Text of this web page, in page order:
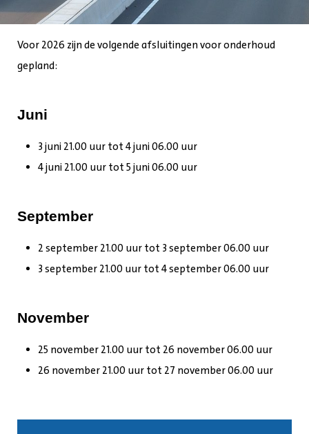
Voor 2026 zijn de volgende afsluitingen voor onderhoud
gepland:
Juni
3 juni 21.00 uur tot 4 juni 06.00 uur
4 juni 21.00 uur tot 5 juni 06.00 uur
September
2 september 21.00 uur tot 3 september 06.00 uur
3 september 21.00 uur tot 4 september 06.00 uur
November
25 november 21.00 uur tot 26 november 06.00 uur
26 november 21.00 uur tot 27 november 06.00 uur